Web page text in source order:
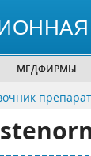
МЕДФИРМЫ